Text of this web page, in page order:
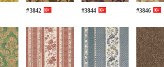
#3842 #3844 #3846